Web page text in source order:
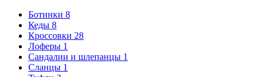
Ботинки 8
Кеды 8
Кроссовки 28
Лоферы 1
Сандалии и шлепанцы 1
Сланцы 1